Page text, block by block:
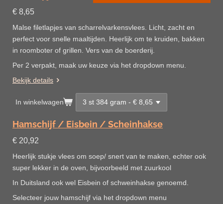
€ 8,65
Malse filetlapjes van scharrelvarkensvlees. Licht, zacht en
perfect voor snelle maaltijden. Heerlijk om te kruiden, bakken
in roomboter of grillen. Vers van de boerderij.
Per 2 verpakt, maak uw keuze via het dropdown menu.
Bekijk details
In winkelwagen
Hamschijf / Eisbein / Scheinhakse
€ 20,92
Heerlijk stukje vlees om soep/ snert van te maken, echter ook
super lekker in de oven, bijvoorbeeld met zuurkool
In Duitsland ook wel Eisbein of schweinhakse genoemd.
Selecteer jouw hamschijf via het dropdown menu